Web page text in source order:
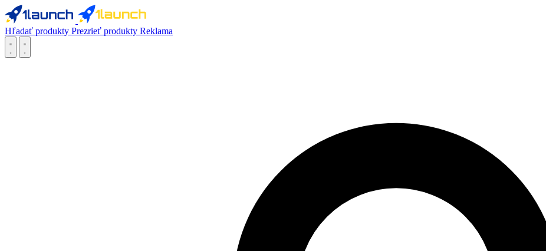
Hľadať produkty Prezrieť produkty Reklama